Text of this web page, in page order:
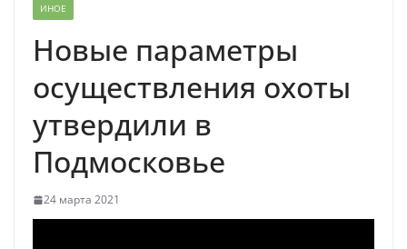
ИНОЕ
Новые параметры
осуществления охоты
утвердили в
Подмосковье
24 марта 2021